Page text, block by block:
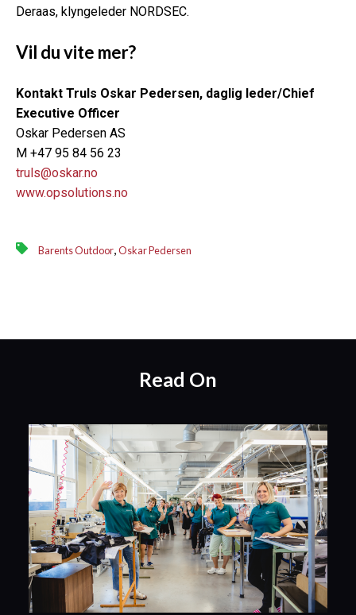
Deraas, klyngeleder NORDSEC.
Vil du vite mer?
Kontakt Truls Oskar Pedersen, daglig leder/Chief
Executive Officer
Oskar Pedersen AS
M +47 95 84 56 23
truls@oskar.no
www.opsolutions.no
Barents Outdoor,Oskar Pedersen
Read On